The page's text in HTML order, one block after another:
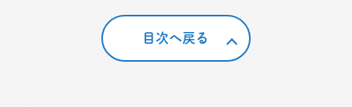
目次へ戻る